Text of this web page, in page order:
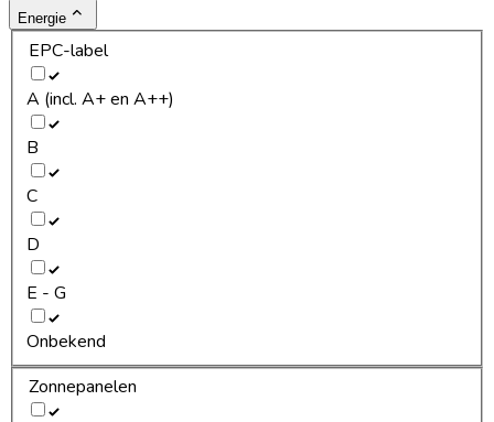
Energie
EPC-label
A (incl. A+ en A++)
B
C
D
E - G
Onbekend
Zonnepanelen